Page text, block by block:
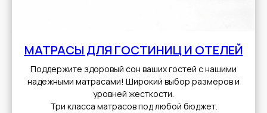
МАТРАСЫ ДЛЯ ГОСТИНИЦ И ОТЕЛЕЙ
Поддержите здоровый сон ваших гостей с нашими
надежными матрасами! Широкий выбор размеров и
уровней жесткости.
Три класса матрасов под любой бюджет.